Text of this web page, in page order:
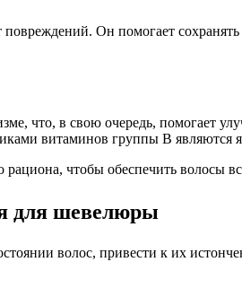
повреждений. Он помогает
что, в свою очередь, помогает
витаминов группы B являются
рациона, чтобы обеспечить
для шевелюры
волос, привести к их